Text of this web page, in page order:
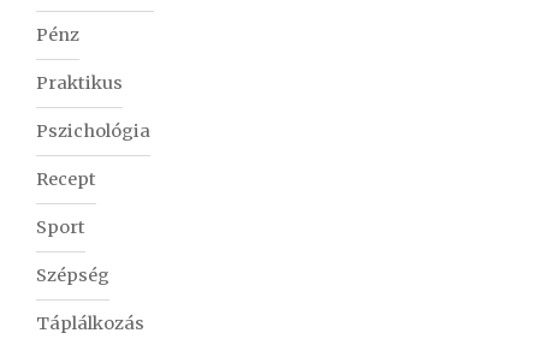
Pénz
Praktikus
Pszichológia
Recept
Sport
Szépség
Táplálkozás